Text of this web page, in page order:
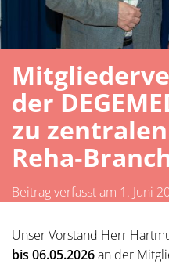
der
zu
Beitrag verfasst am 1. Juni
Unser Vorstand Herr
bis 06.05.2026an der